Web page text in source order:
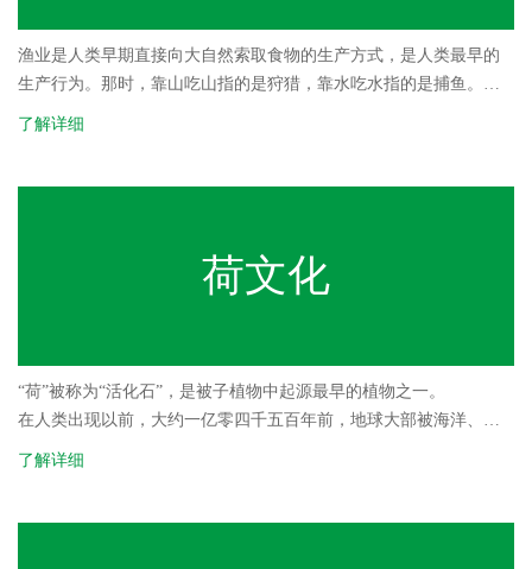
官营”的管仲，置于陪祭的地位。
渔业是人类早期直接向大自然索取食物的生产方式，是人类最早的
生产行为。那时，靠山吃山指的是狩猎，靠水吃水指的是捕鱼。或
者说，先人以水域为依托、利用水生生物的自然繁衍和生命力，通
为人类最早的经济形态之一。随着人类对鱼类习性和捕捞技术的了
解，从简单到逐渐复杂的生产中，渔文化的积累和发展也相应随之
了解详细
荷文化
“荷”被称为“活化石”，是被子植物中起源最早的植物之一。
在人类出现以前，大约一亿零四千五百年前，地球大部被海洋、湖
泊及沼泽覆盖。当时，气候恶劣，灾害频繁没有动物，大部分植物
了解详细